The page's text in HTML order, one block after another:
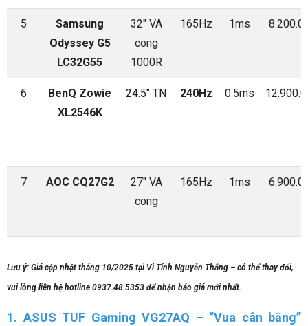
5
Samsung
Odyssey G5
LC32G55
32" VA
cong
1000R
165Hz 1ms
6
BenQ Zowie
XL2546K
24.5" TN 240Hz 0.5ms
7 AOC CQ27G2
27" VA
cong
165Hz 1ms
Lưu ý: Giá cập nhật tháng 10/2025 tại Vi Tính Nguyễn Thắng – có thể thay đổi,
vui lòng liên hệ hotline 0937.48.5353 để nhận báo giá mới nhất.
1. ASUS TUF Gaming VG27AQ – “Vua cân bằng”